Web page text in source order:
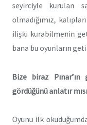
seyirciyle kurulan
olmadığımız,
ilişki kurabilmenin
bana bu oyunların
Bize biraz
gördüğünü anlatır
Oyunu ilk